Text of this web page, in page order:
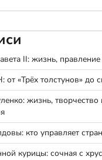
II: жизнь,
«Трёх толстунов» до
жизнь, творчество
кто управляет
курицы: сочная с